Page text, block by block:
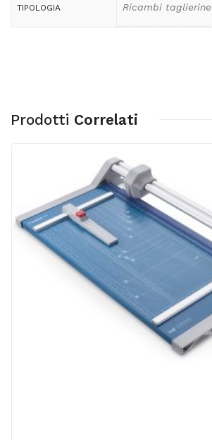
TIPOLOGIA Ricambi taglierine
Prodotti Correlati